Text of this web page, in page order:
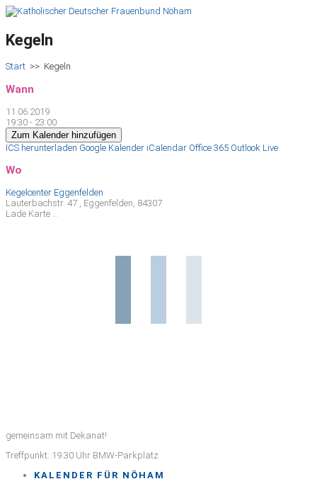
Kegeln
Start >> Kegeln
Wann
11.06.2019
19:30 - 23:00
Zum Kalender hinzufügen
ICS herunterladen Google Kalender iCalendar Office 365 Outlook Live
Wo
Kegelcenter Eggenfelden
Lauterbachstr. 47 , Eggenfelden, 84307
Lade Karte ...
gemeinsam mit Dekanat!
Treffpunkt: 19.30 Uhr BMW-Parkplatz
KALENDER FÜR NÖHAM